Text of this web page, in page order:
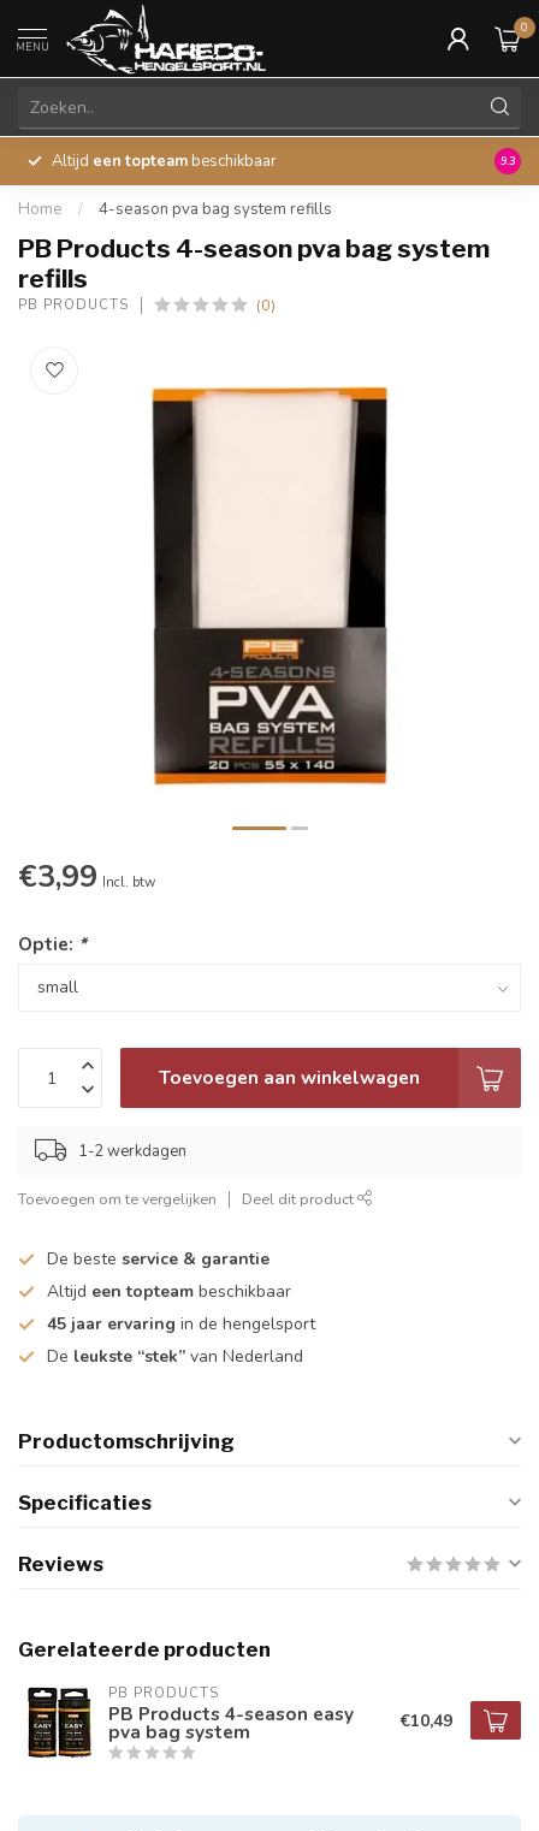
MENU
0
Altijd een topteam beschikbaar 45
9.3
Home / 4-season pva bag system refills
PB Products 4-season pva bag system
refills
PB PRODUCTS (0)
€3,99 Incl. btw
Optie: *
Toevoegen aan winkelwagen
1-2 werkdagen
Toevoegen om te vergelijken Deel dit product
De beste service & garantie
Altijd een topteam beschikbaar
45 jaar ervaring in de hengelsport
De leukste “stek” van Nederland
Productomschrijving
Specificaties
Reviews
Gerelateerde producten
PB PRODUCTS
PB Products 4-season easy
pva bag system €10,49